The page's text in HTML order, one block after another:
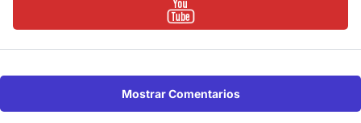
Mostrar Comentarios